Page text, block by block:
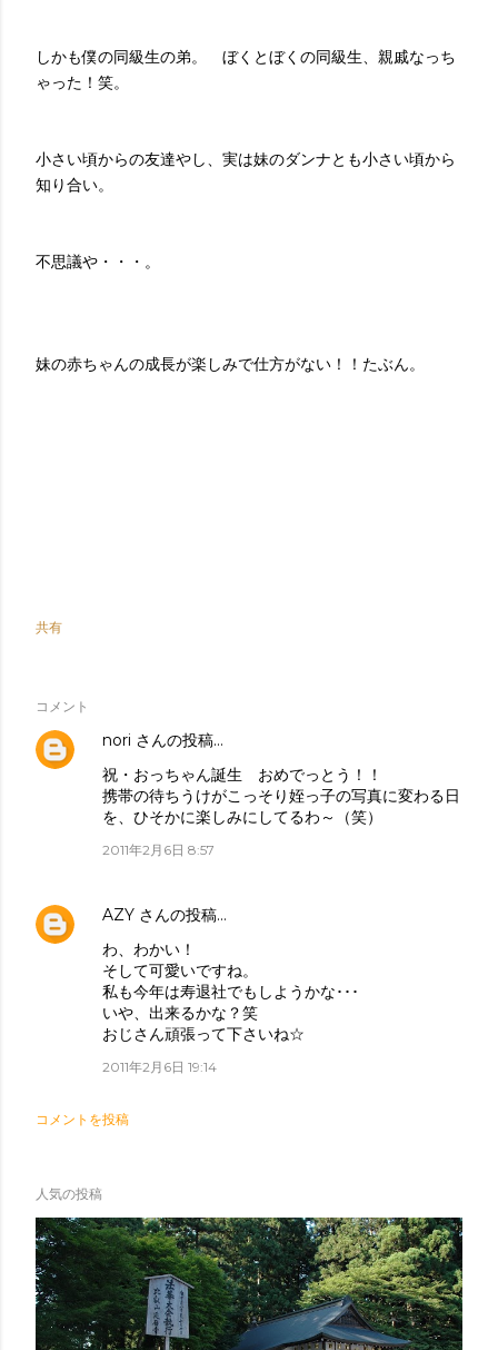
しかも僕の同級生の弟。 ぼくとぼくの同級生、親戚なっち
ゃった！笑。
小さい頃からの友達やし、実は妹のダンナとも小さい頃から
知り合い。
不思議や・・・。
妹の赤ちゃんの成長が楽しみで仕方がない！！たぶん。
共有
コメント
nori さんの投稿…
祝・おっちゃん誕生 おめでっとう！！
携帯の待ちうけがこっそり姪っ子の写真に変わる日
を、ひそかに楽しみにしてるわ～（笑）
2011年2月6日 8:57
AZY さんの投稿…
わ、わかい！
そして可愛いですね。
私も今年は寿退社でもしようかな･･･
いや、出来るかな？笑
おじさん頑張って下さいね☆
2011年2月6日 19:14
コメントを投稿
人気の投稿